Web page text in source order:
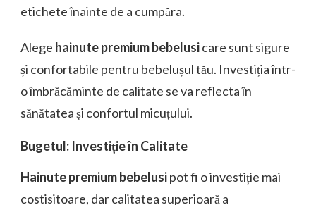
etichete înainte de a cumpăra.
Alege hainute premium bebelusicare sunt sigure
și confortabile pentru bebelușul tău. Investiția într-
o îmbrăcăminte de calitate se va reflecta în
sănătatea și confortul micuțului.
Bugetul: Investiție în Calitate
Hainute premium bebelusipot fi o investiție mai
costisitoare, dar calitatea superioară a